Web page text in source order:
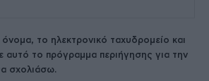
το ηλεκτρονικό ταχυδρομείο και
αυτό το πρόγραμμα περιήγησης για την
σχολιάσω.